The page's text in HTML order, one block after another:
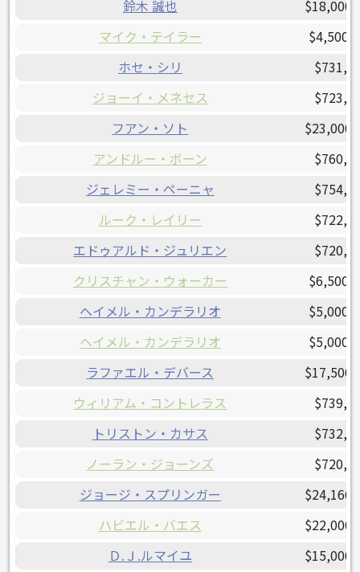
鈴木 誠也
マイク・テイラー
ホセ・シリ
ジョーイ・メネセス
フアン・ソト
アンドルー・ボーン
ジェレミー・ペーニャ
ルーク・レイリー
エドゥアルド・ジュリエン
クリスチャン・ウォーカー
ヘイメル・カンデラリオ
ヘイメル・カンデラリオ
ラファエル・デバース
ウィリアム・コントレラス
トリストン・カサス
ノーラン・ジョーンズ
ジョージ・スプリンガー
ハビエル・バエス
Ｄ.Ｊ.ルマイユ